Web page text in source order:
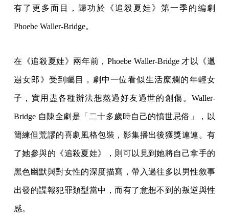
有了更多面目，歸功於《追殺夏娃》第一季的編劇
Phoebe Waller-Bridge。
在《追殺夏娃》兩年前，Phoebe Waller-Bridge 才以《邋
遢女郎》受到矚目，劇中一位看似生活糜爛的年輕女
子，實用盡各種辦法想熬過好友過世的創傷。Waller-
Bridge 自陳全劇是「二十多歲時自己的憤世忌俗」，以
簡練但荒謬的喜劇風格包裝，影集播出後獲獎連連。有
了她參與的《追殺夏娃》，則可以見到她將自己拿手的
黑色幽默與對女性的深度描寫，帶入過往多以男性敘事
出發的諜報犯罪類型當中，而有了意想不到的叛逆與性
感。